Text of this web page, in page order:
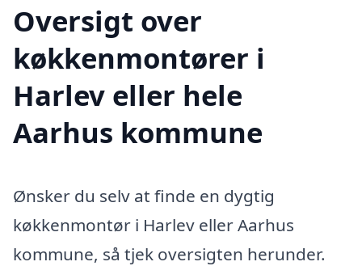
Oversigt over
køkkenmontører i
Harlev eller hele
Aarhus kommune
Ønsker du selv at finde en dygtig
køkkenmontør i Harlev eller Aarhus
kommune, så tjek oversigten herunder.